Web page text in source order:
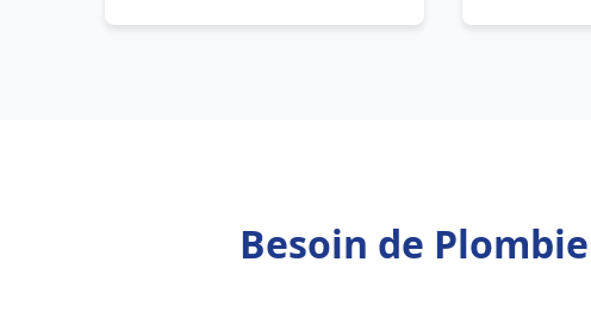
Besoin de